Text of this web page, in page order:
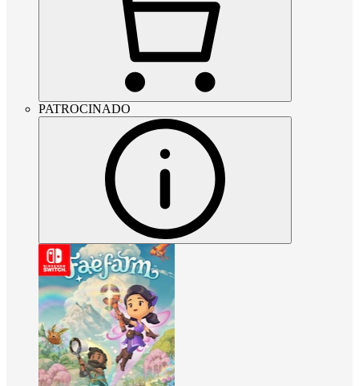
PATROCINADO